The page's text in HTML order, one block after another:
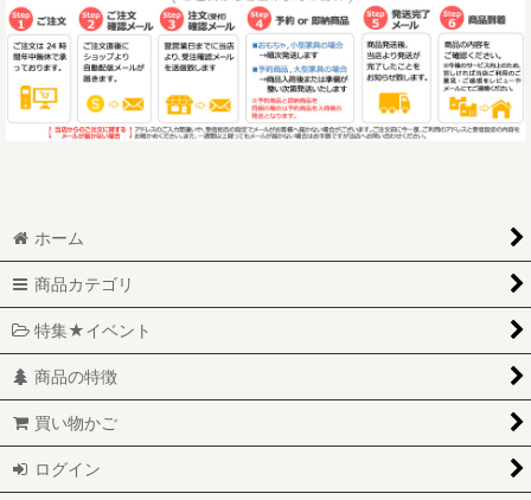
ホーム
商品カテゴリ
特集★イベント
商品の特徴
買い物かご
ログイン